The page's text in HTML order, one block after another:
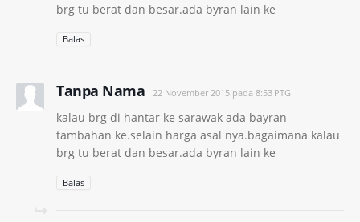
brg tu berat dan besar.ada byran lain ke
Balas
Tanpa Nama 22 November 2015 pada 8:53 PTG
kalau brg di hantar ke sarawak ada bayran
tambahan ke.selain harga asal nya.bagaimana kalau
brg tu berat dan besar.ada byran lain ke
Balas